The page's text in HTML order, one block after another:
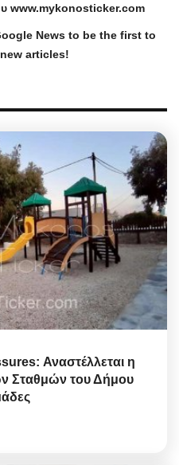
www.mykonosticker.com
News to be the first to
articles!
Αναστέλλεται η
Σταθμών του Δήμου